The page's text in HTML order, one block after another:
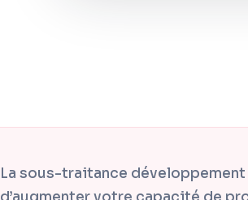
La sous-traitance